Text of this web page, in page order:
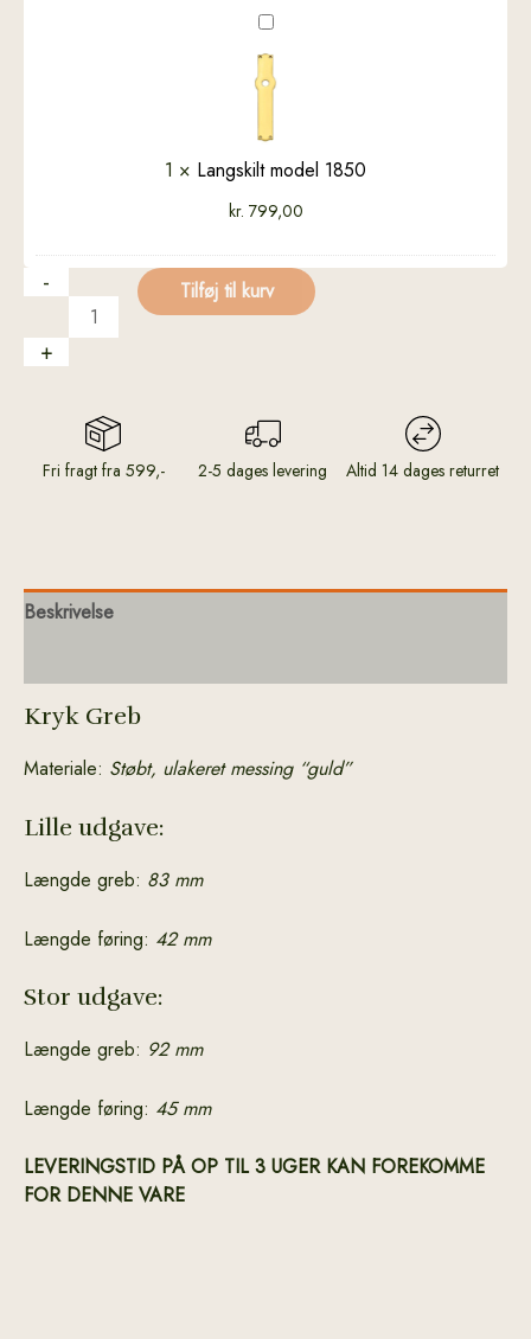
Langskilt
model
1850
1 × Langskilt model 1850
kr. 799,00
-
+
Tilføj til kurv
Fri fragt fra 599,- 2-5 dages levering Altid 14 dages returret
Beskrivelse
Kryk Greb
Materiale: Støbt, ulakeret messing “guld”
Lille udgave:
Længde greb: 83 mm
Længde føring: 42 mm
Stor udgave:
Længde greb: 92 mm
Længde føring: 45 mm
LEVERINGSTID PÅ OP TIL 3 UGER KAN FOREKOMME
FOR DENNE VARE